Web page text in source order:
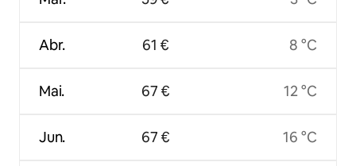
Abr.
Mai.
Jun.
61 €
67 €
67 €
8 °C
12 °C
16 °C